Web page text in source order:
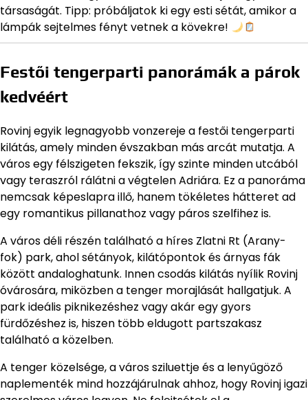
társaságát. Tipp: próbáljatok ki egy esti sétát, amikor a
lámpák sejtelmes fényt vetnek a kövekre!
Festői tengerparti panorámák a párok
kedvéért
Rovinj egyik legnagyobb vonzereje a festői tengerparti
kilátás, amely minden évszakban más arcát mutatja. A
város egy félszigeten fekszik, így szinte minden utcából
vagy teraszról rálátni a végtelen Adriára. Ez a panoráma
nemcsak képeslapra illő, hanem tökéletes hátteret ad
egy romantikus pillanathoz vagy páros szelfihez is.
A város déli részén található a híres Zlatni Rt (Arany-
fok) park, ahol sétányok, kilátópontok és árnyas fák
között andaloghatunk. Innen csodás kilátás nyílik Rovinj
óvárosára, miközben a tenger morajlását hallgatjuk. A
park ideális piknikezéshez vagy akár egy gyors
fürdőzéshez is, hiszen több eldugott partszakasz
található a közelben.
A tenger közelsége, a város sziluettje és a lenyűgöző
naplementék mind hozzájárulnak ahhoz, hogy Rovinj igazi